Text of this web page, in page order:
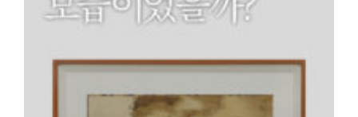
원문보기 PDF